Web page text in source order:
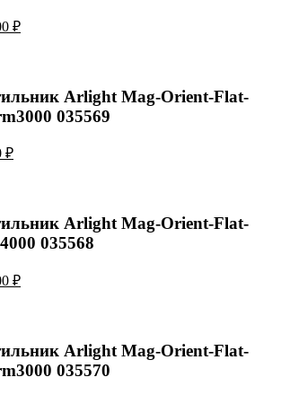
₽Текущая
Arlight Mag-Orient-Flat-
035569
₽Текущая
Arlight Mag-Orient-Flat-
035568
₽Текущая
Arlight Mag-Orient-Flat-
035570